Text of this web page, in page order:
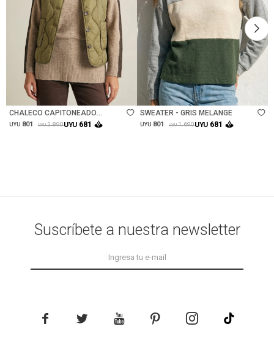
Talle
CHALECO CAPITONEADO
REVERSIBLE - OLIVA
UYU 801 UYU 2.890UYU 681
Talle
SWEATER - GRIS MELANGE
UYU 801 UYU 1.690UYU 681
Suscríbete a nuestra newsletter
    